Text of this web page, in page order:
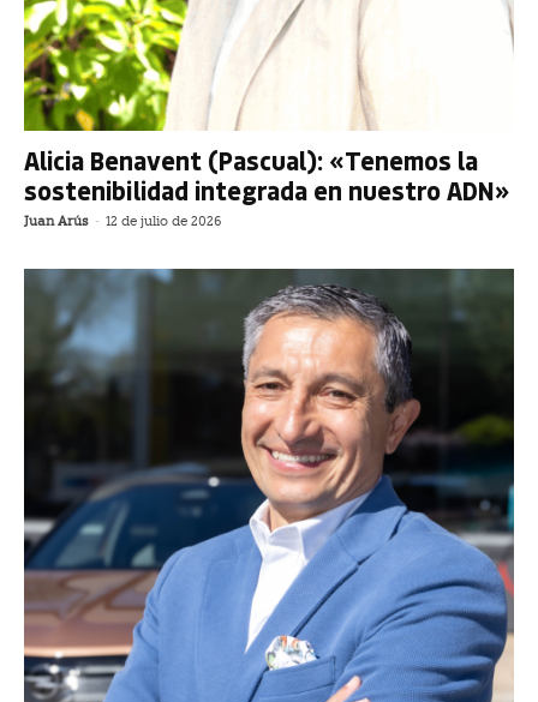
Alicia Benavent (Pascual): «Tenemos la
sostenibilidad integrada en nuestro ADN»
Juan Arús - 12 de julio de 2026